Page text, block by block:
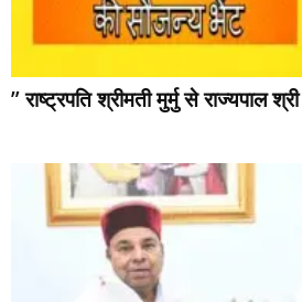
” राष्ट्रपति श्रीमती मुर्मु से राज्यपाल